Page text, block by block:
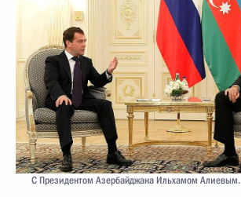
С Президентом Азербайджана Ильхамом Алиевым.